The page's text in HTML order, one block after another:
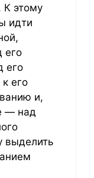
К этому
идти
его
его
его
и,
— над
выделить